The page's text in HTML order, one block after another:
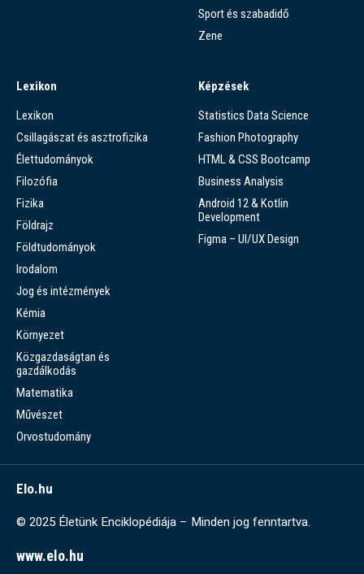
Sport és szabadidő
Zene
Lexikon
Lexikon
Csillagászat és asztrofizika
Élettudományok
Filozófia
Fizika
Földrajz
Földtudományok
Irodalom
Jog és intézmények
Kémia
Környezet
Közgazdaságtan és
gazdálkodás
Matematika
Művészet
Orvostudomány
Képzések
Statistics Data Science
Fashion Photography
HTML & CSS Bootcamp
Business Analysis
Android 12 & Kotlin
Development
Figma – UI/UX Design
Elo.hu
© 2025 Életünk Enciklopédiája – Minden jog fenntartva.
www.elo.hu